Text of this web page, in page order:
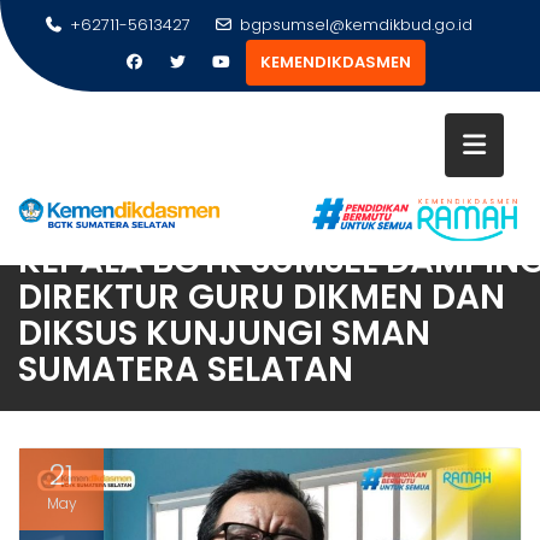
Skip
to
content
+62711-5613427
bgpsumsel@kemdikbud.go.id
KEMENDIKDASMEN
KEPALA BGTK SUMSEL
DIREKTUR GURU DIKMEN DAN
DIKSUS KUNJUNGI SMAN
SUMATERA SELATAN
21
May